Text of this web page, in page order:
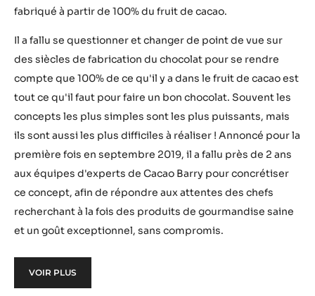
fabriqué à partir de 100% du fruit de cacao.
Il a fallu se questionner et changer de point de vue sur
des siècles de fabrication du chocolat pour se rendre
compte que 100% de ce qu'il y a dans le fruit de cacao est
tout ce qu'il faut pour faire un bon chocolat. Souvent les
concepts les plus simples sont les plus puissants, mais
ils sont aussi les plus difficiles à réaliser ! Annoncé pour la
première fois en septembre 2019, il a fallu près de 2 ans
aux équipes d'experts de Cacao Barry pour concrétiser
ce concept, afin de répondre aux attentes des chefs
recherchant à la fois des produits de gourmandise saine
et un goût exceptionnel, sans compromis.
VOIR PLUS